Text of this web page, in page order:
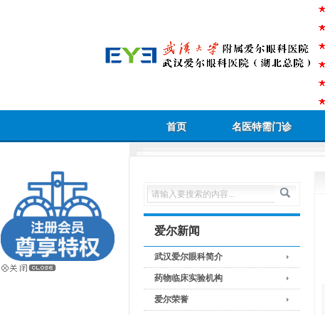
首页 名医特需门诊
爱尔新闻
武汉爱尔眼科简介
药物临床实验机构
爱尔荣誉